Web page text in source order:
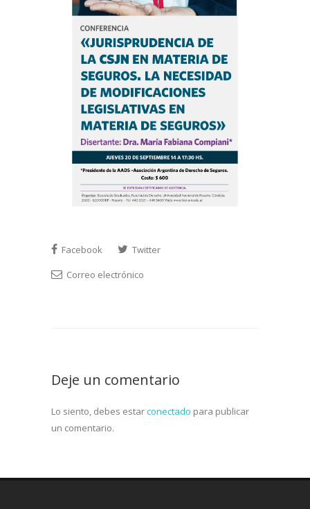
Facebook
Twitter
Correo electrónico
Deje un comentario
Lo siento, debes estarconectado para publicar
un comentario.